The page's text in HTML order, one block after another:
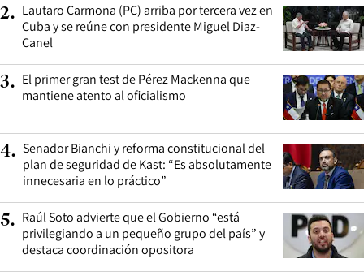
2. Lautaro Carmona (PC) arriba por tercera vez en
Cuba y se reúne con presidente Miguel Diaz-
Canel
3. El primer gran test de Pérez Mackenna que
mantiene atento al oficialismo
4. Senador Bianchi y reforma constitucional del
plan de seguridad de Kast: “Es absolutamente
innecesaria en lo práctico”
5. Raúl Soto advierte que el Gobierno “está
privilegiando a un pequeño grupo del país” y
destaca coordinación opositora